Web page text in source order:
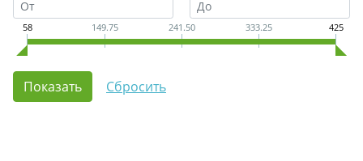
58 149.75 241.50 333.25 425